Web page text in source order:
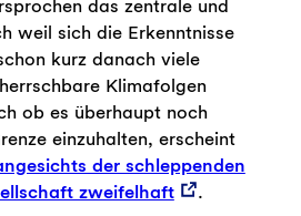
das zentrale und
weil sich die Erkenntnisse
kurz danach viele
Klimafolgen
ob es überhaupt noch
einzuhalten, erscheint
der schleppenden
zweifelhaft
.